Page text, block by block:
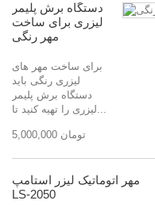
دستگاه برش پلیمر
لیزری برای ساخت
مهر رنگی
برای ساخت مهر های
لیزری رنگی باید
دستگاه برش پلیمر
لیزری را تهیه کنید تا...
5,000,000 تومان
مهر اتوماتیک لیزر استامپ
LS-2050